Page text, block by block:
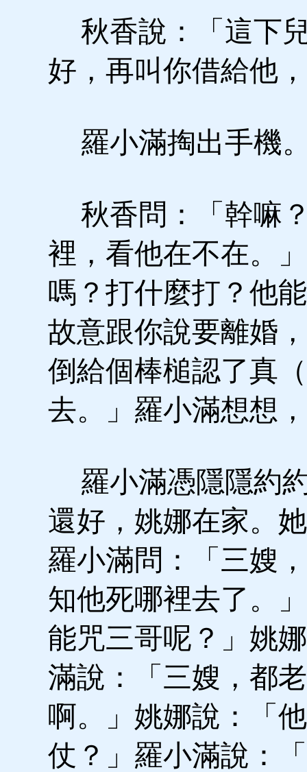
秋香說：「這下
好，再叫你借給他
羅小滿掏出手機
秋香問：「幹嘛
裡，看他在不在。
嗎？打什麼打？他
故意跟你說要離婚
倒給個棒槌認了真
去。」羅小滿想想
羅小滿憑隱隱約
還好，姚娜在家。
羅小滿問：「三嫂
知他死哪裡去了。
能咒三哥呢？」姚
滿說：「三嫂，都
啊。」姚娜說：「
仗？」羅小滿說：